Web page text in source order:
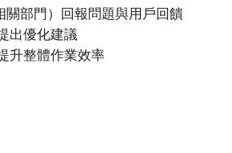
部門）回報問題與用戶回饋
出優化建議
升整體作業效率